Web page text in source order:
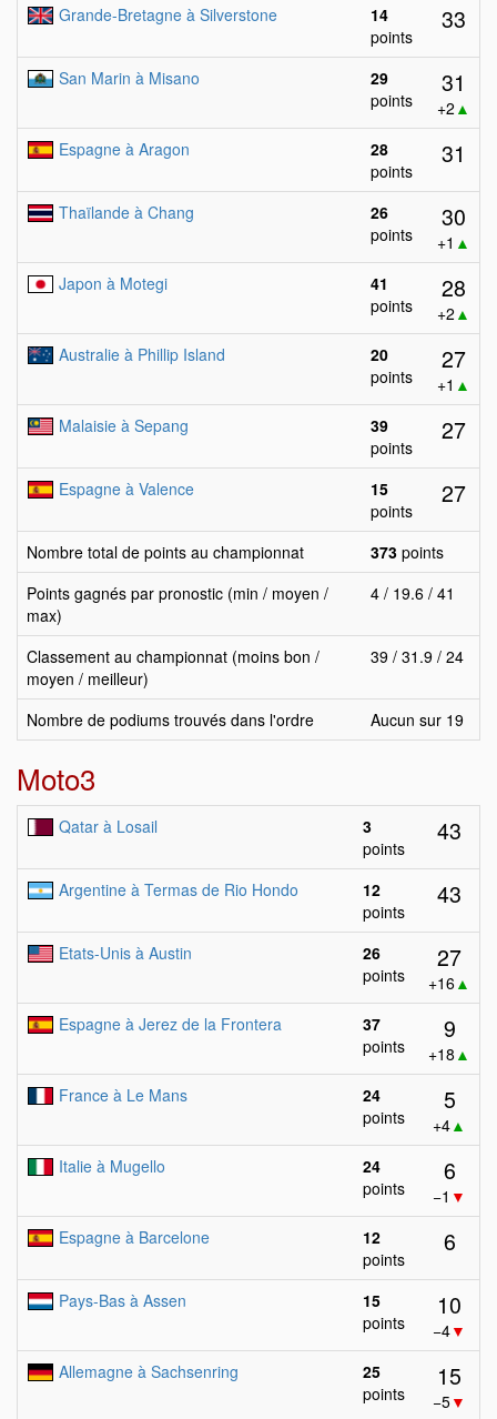
Grande-Bretagne à Silverstone
14
points
33
San Marin à Misano
29
points
31
+2 ▲
Espagne à Aragon
28
points
31
Thaïlande à Chang
26
points
30
+1 ▲
Japon à Motegi
41
points
28
+2 ▲
Australie à Phillip Island
20
points
27
+1 ▲
Malaisie à Sepang
39
points
27
Espagne à Valence
15
points
27
Nombre total de points au championnat 373 points
Points gagnés par pronostic (min / moyen /
max)
4 / 19.6 / 41
Classement au championnat (moins bon /
moyen / meilleur)
39 / 31.9 / 24
Nombre de podiums trouvés dans l'ordre Aucun sur 19
Moto3
Qatar à Losail
3
points
43
Argentine à Termas de Rio Hondo
12
points
43
Etats-Unis à Austin
26
points
27
+16▲
Espagne à Jerez de la Frontera
37
points
9
+18 ▲
France à Le Mans
24
points
5
+4▲
Italie à Mugello
24
points
6
−1 ▼
Espagne à Barcelone
12
points
6
Pays-Bas à Assen
15
points
10
−4▼
Allemagne à Sachsenring
25
points
15
−5▼